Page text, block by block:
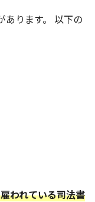
あります。 以下の
われている司法書